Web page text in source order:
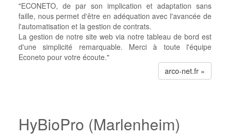
"ECONETO, de par son implication et adaptation sans
faille, nous permet d'être en adéquation avec l'avancée de
l'automatisation et la gestion de contrats.
La gestion de notre site web via notre tableau de bord est
d'une simplicité remarquable. Merci à toute l'équipe
Econeto pour votre écoute."
arco-net.fr »
HyBioPro (Marlenheim)